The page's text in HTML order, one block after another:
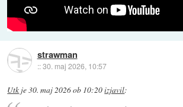
strawman
::30. maj 2026, 10:57
Utk je30. maj 2026 ob 10:20izjavil: